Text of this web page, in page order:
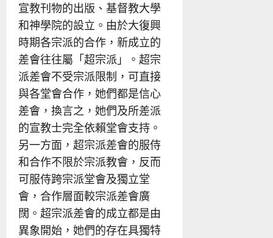
宣教刊物的出版、基督教大學
和神學院的設立。由於大復興
時期各宗派的合作，新成立的
差會往往屬「超宗派」。超宗
派差會不受宗派限制，可直接
與各堂會合作，她們都是信心
差會，換言之，她們及所差派
的宣教士完全依賴堂會支持。
另一方面，超宗派差會的服侍
和合作不限於宗派教會，反而
可服侍跨宗派堂會及獨立堂
會，合作層面較宗派差會廣
闊。超宗派差會的成立都是由
異象開始，她們的存在具獨特